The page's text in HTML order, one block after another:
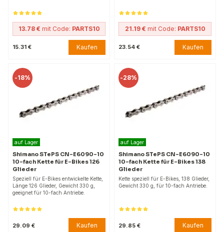
13.78 € mit Code: PARTS10
15.31 € Kaufen
21.19 € mit Code: PARTS10
23.54 € Kaufen
-18%
auf Lager
Shimano STePS CN-E6090-10
10-fach Kette für E-Bikes 126
Glieder
Speziell für E-Bikes entwickelte Kette,
Länge 126 Glieder, Gewicht 330 g,
geeignet für 10-fach Antriebe.
29.09 € Kaufen
-28%
auf Lager
Shimano STePS CN-E6090-10
10-fach Kette für E-Bikes 138
Glieder
Kette speziell für E-Bikes, 138 Glieder,
Gewicht 330 g, für 10-fach Antriebe.
29.85 € Kaufen